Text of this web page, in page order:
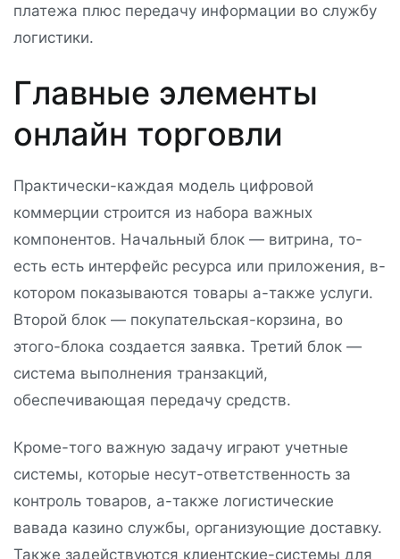
платежа плюс передачу информации во службу
логистики.
Главные элементы
онлайн торговли
Практически-каждая модель цифровой
коммерции строится из набора важных
компонентов. Начальный блок — витрина, то-
есть есть интерфейс ресурса или приложения, в-
котором показываются товары а-также услуги.
Второй блок — покупательская-корзина, во
этого-блока создается заявка. Третий блок —
система выполнения транзакций,
обеспечивающая передачу средств.
Кроме-того важную задачу играют учетные
системы, которые несут-ответственность за
контроль товаров, а-также логистические
вавада казино службы, организующие доставку.
Также задействуются клиентские-системы для